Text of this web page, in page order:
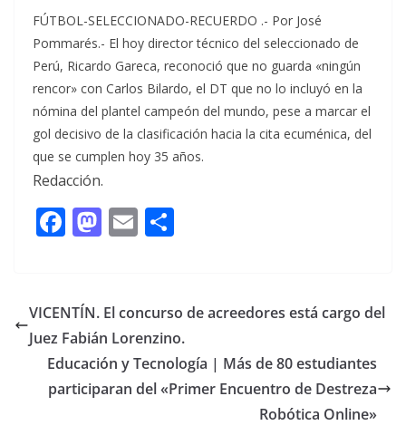
FÚTBOL-SELECCIONADO-RECUERDO .- Por José
Pommarés.- El hoy director técnico del seleccionado de
Perú, Ricardo Gareca, reconoció que no guarda «ningún
rencor» con Carlos Bilardo, el DT que no lo incluyó en la
nómina del plantel campeón del mundo, pese a marcar el
gol decisivo de la clasificación hacia la cita ecuménica, del
que se cumplen hoy 35 años.
Redacción.
F
b
o
o
k
M
d
o
n
E
l p
ar
ti
r
VICENTÍN. El concurso de acreedores está cargo del
Juez Fabián Lorenzino.
Educación y Tecnología | Más de 80 estudiantes
participaran del «Primer Encuentro de Destreza
Robótica Online»